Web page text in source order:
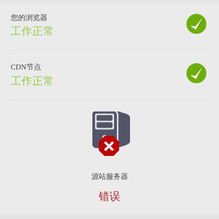
您的浏览器
工作正常
CDN节点
工作正常
源站服务器
错误